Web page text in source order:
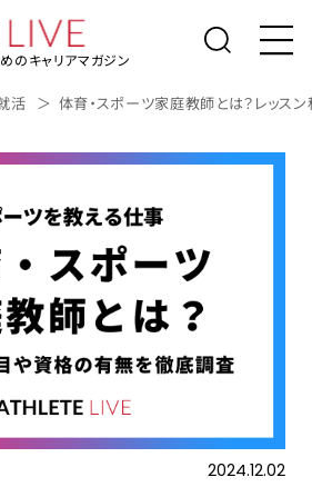
のキャリアマガジン
活 体育・スポーツ家庭教師とは？レッス
2024.12.02
活
トの転職
生の勝利投手になるため
ブについて
ャリアインタビュー